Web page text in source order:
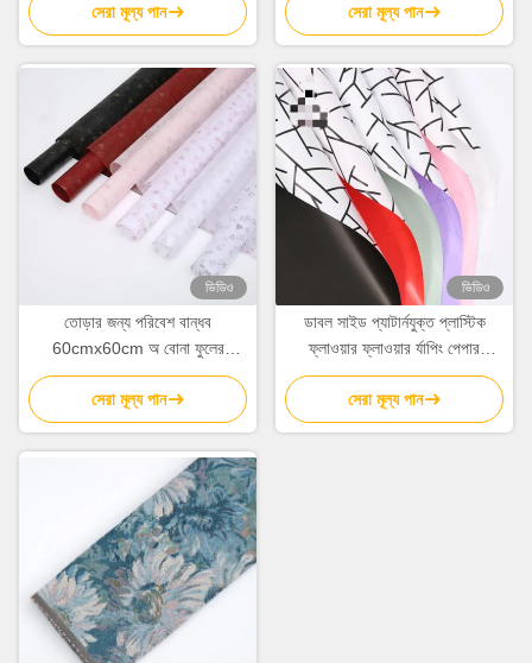
সেরা মূল্য পান
সেরা মূল্য পান
ভিডিও
তোড়ার জন্য পরিবেশ বান্ধব
60cmx60cm অ বোনা ফুলের
মোড়ানো কাগজের শীট
সেরা মূল্য পান
ভিডিও
ডাবল সাইড প্যাটার্নযুক্ত প্লাস্টিক
ফ্লাওয়ার ফ্লাওয়ার র্যাপিং পেপার
58cm*58cm
সেরা মূল্য পান